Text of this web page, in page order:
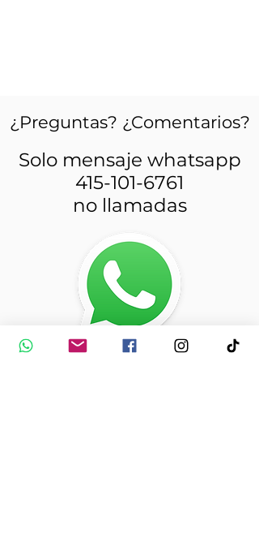
¿Preguntas? ¿Comentarios?
Solo mensaje whatsapp
415-101-6761
no llamadas